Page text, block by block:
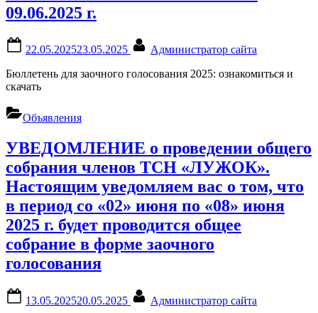
«06»
г.”
09.06.2025 г.
on
22.05.202523.05.2025
Администратор сайта
Бюллетень для заочного голосования 2025: ознакомиться и
скачать
Объявления
УВЕДОМЛЕНИЕ о проведении общего
собрания членов ТСН «ЛУЖОК».
Настоящим уведомляем вас о том, что
в период со «02» июня по «08» июня
2025 г. будет проводится общее
собрание в форме заочного
голосования
on
13.05.202520.05.2025
Администратор сайта